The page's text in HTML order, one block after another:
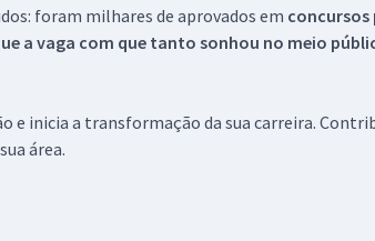
foram milhares de aprovados em concursos
a vaga com que tanto sonhou no meio
e inicia a transformação da sua carreira.
área.